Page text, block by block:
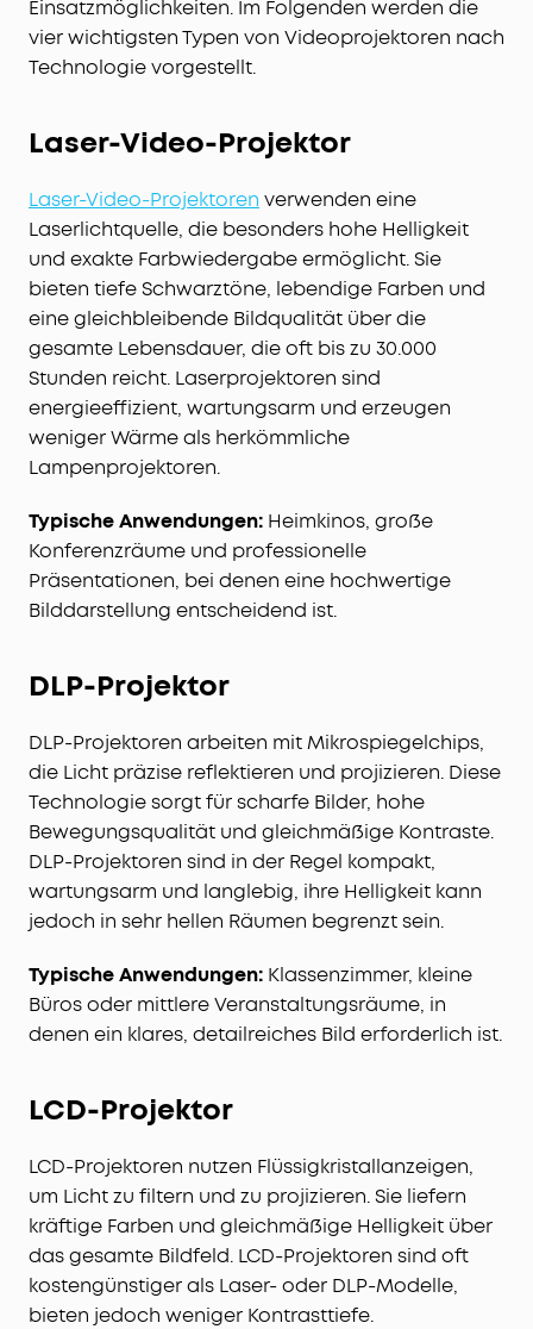
Einsatzmöglichkeiten. Im Folgenden werden die
vier wichtigsten Typen von Videoprojektoren nach
Technologie vorgestellt.
Laser-Video-Projektor
Laser-Video-Projektoren verwenden eine
Laserlichtquelle, die besonders hohe Helligkeit
und exakte Farbwiedergabe ermöglicht. Sie
bieten tiefe Schwarztöne, lebendige Farben und
eine gleichbleibende Bildqualität über die
gesamte Lebensdauer, die oft bis zu 30.000
Stunden reicht. Laserprojektoren sind
energieeffizient, wartungsarm und erzeugen
weniger Wärme als herkömmliche
Lampenprojektoren.
Typische Anwendungen: Heimkinos, große
Konferenzräume und professionelle
Präsentationen, bei denen eine hochwertige
Bilddarstellung entscheidend ist.
DLP-Projektor
DLP-Projektoren arbeiten mit Mikrospiegelchips,
die Licht präzise reflektieren und projizieren. Diese
Technologie sorgt für scharfe Bilder, hohe
Bewegungsqualität und gleichmäßige Kontraste.
DLP-Projektoren sind in der Regel kompakt,
wartungsarm und langlebig, ihre Helligkeit kann
jedoch in sehr hellen Räumen begrenzt sein.
Typische Anwendungen: Klassenzimmer, kleine
Büros oder mittlere Veranstaltungsräume, in
denen ein klares, detailreiches Bild erforderlich ist.
LCD-Projektor
LCD-Projektoren nutzen Flüssigkristallanzeigen,
um Licht zu filtern und zu projizieren. Sie liefern
kräftige Farben und gleichmäßige Helligkeit über
das gesamte Bildfeld. LCD-Projektoren sind oft
kostengünstiger als Laser- oder DLP-Modelle,
bieten jedoch weniger Kontrasttiefe.